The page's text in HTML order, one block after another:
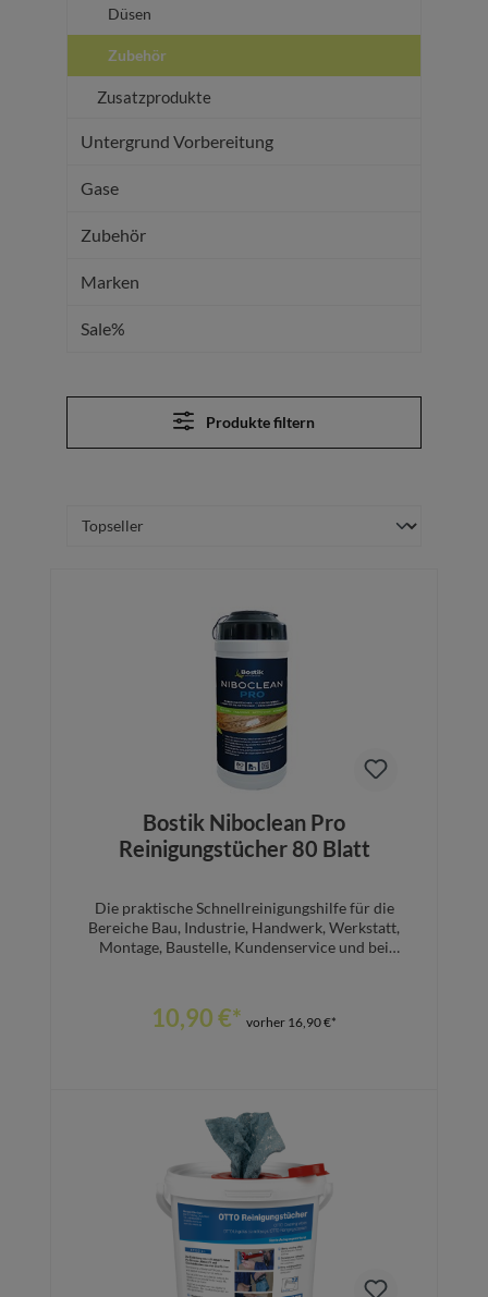
Düsen
Zubehör
Zusatzprodukte
Untergrund Vorbereitung
Gase
Zubehör
Marken
Sale%
Produkte filtern
Bostik Niboclean Pro
Reinigungstücher 80 Blatt
Die praktische Schnellreinigungshilfe für die
Bereiche Bau, Industrie, Handwerk, Werkstatt,
Montage, Baustelle, Kundenservice und bei
Silikonreste, Fette, Öle, Schmierstoffe, Silikonöle,
Tinte, frische Farb-, Lack- und Leimreste.
praktische stabile Dose ist mit einer
Originalitätsfolie versiegelt, die das vorzeitige
Austrocknen der Tücher sicher verhindert.
10,90 €* vorher 16,90 €*
In den Warenkorb